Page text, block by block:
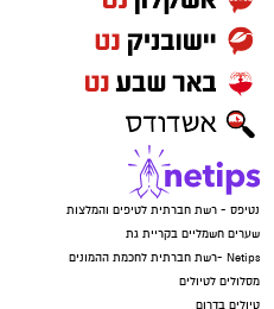
נטיפס - רשת חברתית לטיפים והמלצות
שערים חשמליים בקריית גת
Netips -רשת חברתית לחכמת ההמונים
מסלולים לטיולים
טיולים בדרום